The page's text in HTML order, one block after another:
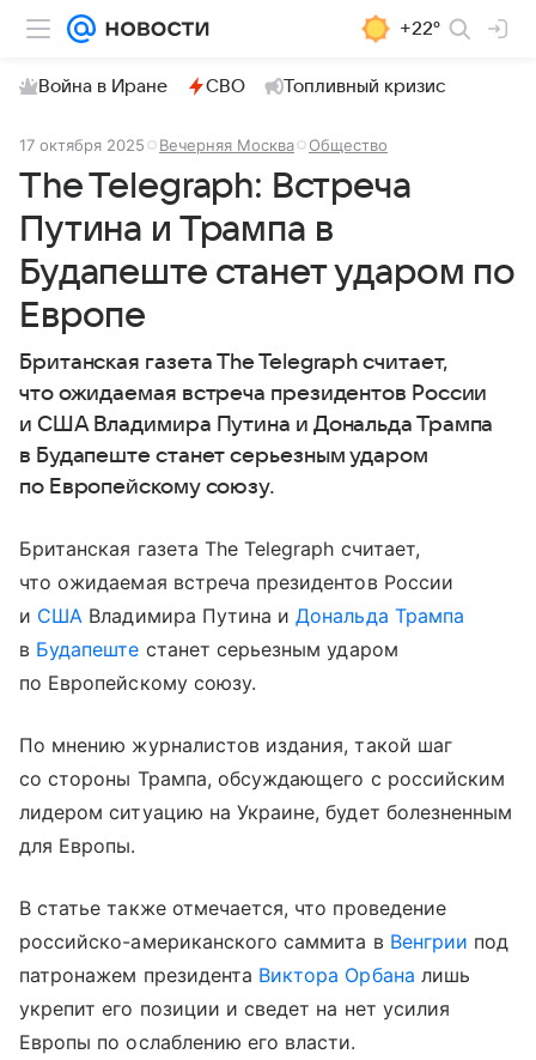
+22°
Война в Иране СВО Топливный кризис
17 октября 2025 Вечерняя Москва Общество
The Telegraph: Встреча
Путина и Трампа в
Будапеште станет ударом по
Европе
Британская газета The Telegraph считает,
что ожидаемая встреча президентов России
и США Владимира Путина и Дональда Трампа
в Будапеште станет серьезным ударом
по Европейскому союзу.
Британская газета The Telegraph считает,
что ожидаемая встреча президентов России
и США Владимира Путина иДональда Трампа
в Будапеште станет серьезным ударом
по Европейскому союзу.
По мнению журналистов издания, такой шаг
со стороны Трампа, обсуждающего с российским
лидером ситуацию на Украине, будет болезненным
для Европы.
В статье также отмечается, что проведение
российско-американского саммита в Венгрии под
патронажем президента Виктора Орбана лишь
укрепит его позиции и сведет на нет усилия
Европы по ослаблению его власти.